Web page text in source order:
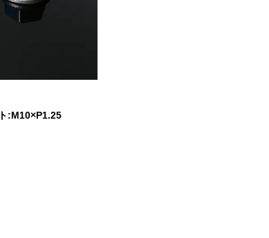
:M10×P1.25